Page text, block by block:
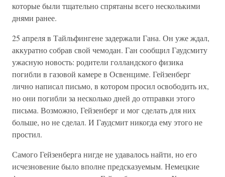
которые были тщательно спрятаны всего несколькими
днями ранее.
25 апреля в Тайльфингене задержали Гана. Он уже ждал,
аккуратно собрав свой чемодан. Ган сообщил Гаудсмиту
ужасную новость: родители голландского физика
погибли в газовой камере в Освенциме. Гейзенберг
лично написал письмо, в котором просил освободить их,
но они погибли за несколько дней до отправки этого
письма. Возможно, Гейзенберг и мог сделать для них
больше, но не сделал. И Гаудсмит никогда ему этого не
простил.
Самого Гейзенберга нигде не удавалось найти, но его
исчезновение было вполне предсказуемым. Немецкие